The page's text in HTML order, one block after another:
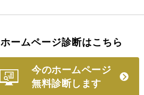
ホームページ診断はこちら
今のホームページ
無料診断します